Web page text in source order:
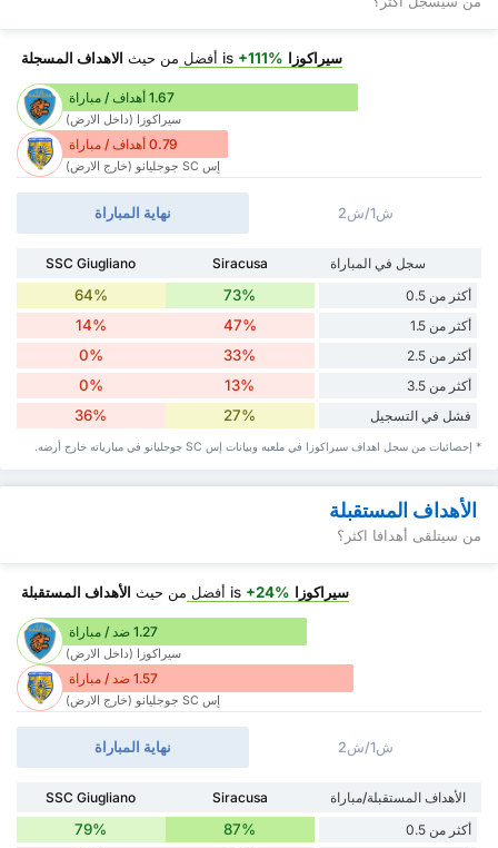
سيراكوزا +111% أفضل من حيث الاهداف المسجلة
1.67 أهداف / مباراة
سيراكوزا (داخل الارض)
0.79 أهداف / مباراة
إس SC جوجليانو (خارج الارض)
نهاية المباراة ش1/ش2
سجل في المباراة Siracusa
SSC Giugliano
أكثر من 0.5
73%
64%
أكثر من 1.5 47%
14%
أكثر من 2.5 33%
0%
أكثر من 3.5 13%
0%
فشل في التسجيل 27%
36%
* إحصائيات من سجل اهداف سيراكوزا في ملعبه وبيانات إس SC جوجليانو في مبارياته خارج أرضه.
الأهداف المستقبلة
من سيتلقى أهدافا اكثر؟
سيراكوزا +24% أفضل من حيث الأهداف المستقبلة
1.27 ضد / مباراة
سيراكوزا (داخل الارض)
1.57 ضد / مباراة
إس SC جوجليانو (خارج الارض)
نهاية المباراة ش1/ش2
الأهداف المستقبلة/مباراة Siracusa
SSC Giugliano
أكثر من 0.5
87%
79%